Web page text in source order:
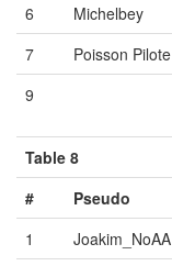
6
Michelbey
7
Poisson Pilote
9
Table 8
#
Pseudo
1
Joakim_NoAA